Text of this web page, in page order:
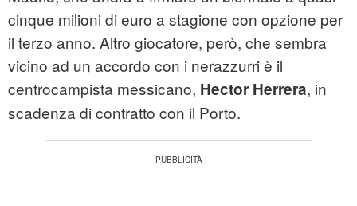
cinque milioni di euro a stagione con opzione per
il terzo anno. Altro giocatore, però, che sembra
vicino ad un accordo con i nerazzurri è il
centrocampista messicano, Hector Herrera, in
scadenza di contratto con il Porto.